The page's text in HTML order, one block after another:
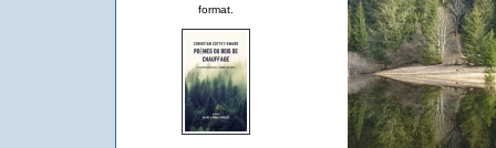
format.